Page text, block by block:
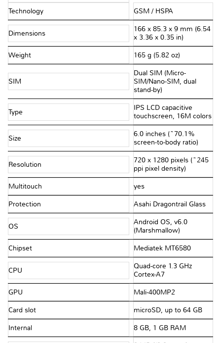
Technology GSM / HSPA
Dimensions
166 x 85.3 x 9 mm (6.54
x 3.36 x 0.35 in)
Weight 165 g (5.82 oz)
SIM
Dual SIM (Micro-
SIM/Nano-SIM, dual
stand-by)
Type
IPS LCD capacitive
touchscreen, 16M colors
Size
6.0 inches (~70.1%
screen-to-body ratio)
Resolution
720 x 1280 pixels (~245
ppi pixel density)
Multitouch yes
Protection Asahi Dragontrail Glass
OS
Android OS, v6.0
(Marshmallow)
Chipset Mediatek MT6580
CPU
Quad-core 1.3 GHz
Cortex-A7
GPU Mali-400MP2
Card slot microSD, up to 64 GB
Internal 8 GB, 1 GB RAM